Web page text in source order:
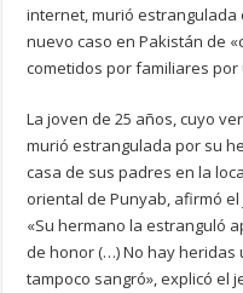
internet, murió
nuevo caso en Pakistán de
cometidos por familiares
La joven de 25 años, cuyo
murió estrangulada por su
casa de sus padres en la
oriental de Punyab, afirmó
«Su hermano la estranguló
de honor (…) No hay heridas
tampoco sangró», explicó el